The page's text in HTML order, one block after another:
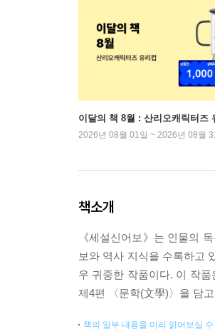
이달의 책 8월 : 산리오캐릭터즈
2026년 08월 01일 ~ 2026년 08월
책소개
《세설신어보》는 인물의
보와 역사 지식을 수록하고
우 귀중한 작품이다. 이 작
제4편 〈문학(文學)〉을 담
책의 일부 내용을 미리 읽어보실